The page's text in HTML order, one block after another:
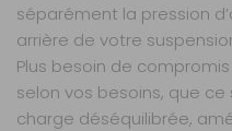
séparément la pression
arrière de votre
Plus besoin de
selon vos besoins, que
charge déséquilibrée,